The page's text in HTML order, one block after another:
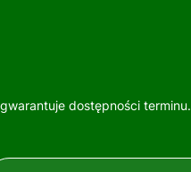
dostępności terminu.